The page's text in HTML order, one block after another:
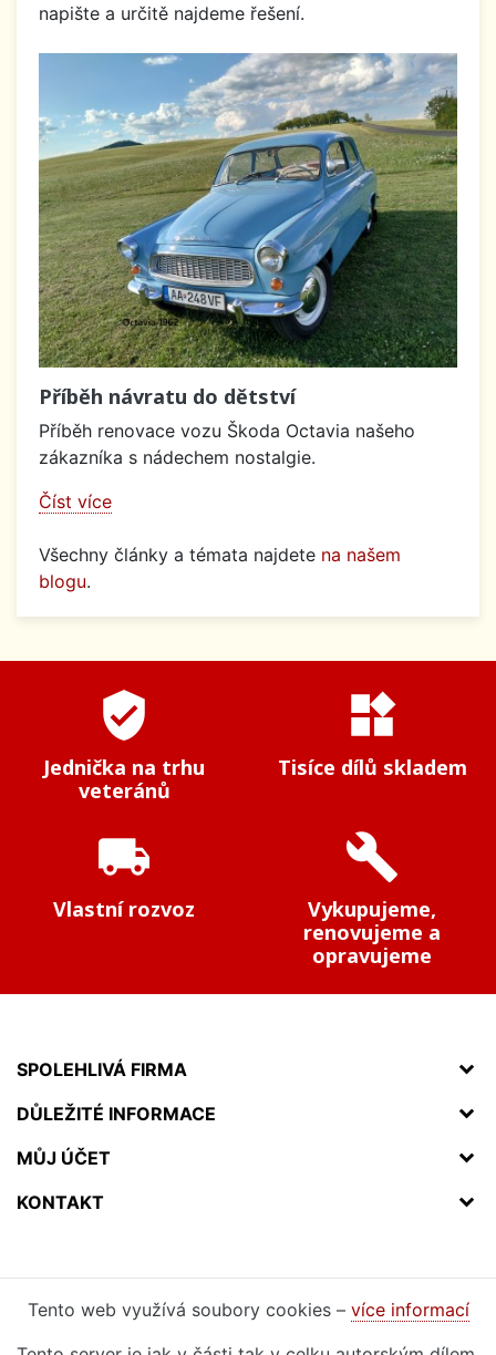
napište a určitě najdeme řešení.
Příběh návratu do dětství
Příběh renovace vozu Škoda Octavia našeho
zákazníka s nádechem nostalgie.
Číst více
Všechny články a témata najdete na našem
blogu.
verified_user
Jednička na trhu
veteránů
widgets
Tisíce dílů skladem
local_shipping
Vlastní rozvoz
build
Vykupujeme,
renovujeme a
opravujeme
SPOLEHLIVÁ FIRMA
DŮLEŽITÉ INFORMACE
MŮJ ÚČET
KONTAKT
Tento web využívá soubory cookies – více informací